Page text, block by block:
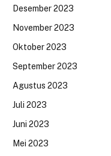
Desember 2023
November 2023
Oktober 2023
September 2023
Agustus 2023
Juli 2023
Juni 2023
Mei 2023